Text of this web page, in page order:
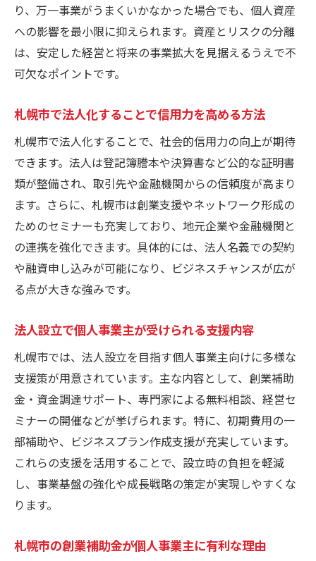
り、万一事業がうまくいかなかった場合でも、個人資産
への影響を最小限に抑えられます。資産とリスクの分離
は、安定した経営と将来の事業拡大を見据えるうえで不
可欠なポイントです。
札幌市で法人化することで信用力を高める方法
札幌市で法人化することで、社会的信用力の向上が期待
できます。法人は登記簿謄本や決算書など公的な証明書
類が整備され、取引先や金融機関からの信頼度が高まり
ます。さらに、札幌市は創業支援やネットワーク形成の
ためのセミナーも充実しており、地元企業や金融機関と
の連携を強化できます。具体的には、法人名義での契約
や融資申し込みが可能になり、ビジネスチャンスが広が
る点が大きな強みです。
法人設立で個人事業主が受けられる支援内容
札幌市では、法人設立を目指す個人事業主向けに多様な
支援策が用意されています。主な内容として、創業補助
金・資金調達サポート、専門家による無料相談、経営セ
ミナーの開催などが挙げられます。特に、初期費用の一
部補助や、ビジネスプラン作成支援が充実しています。
これらの支援を活用することで、設立時の負担を軽減
し、事業基盤の強化や成長戦略の策定が実現しやすくな
ります。
札幌市の創業補助金が個人事業主に有利な理由